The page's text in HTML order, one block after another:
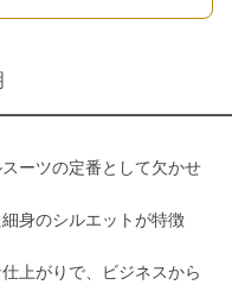
ーツの定番として欠かせ
身のシルエットが特徴
上がりで、ビジネスから